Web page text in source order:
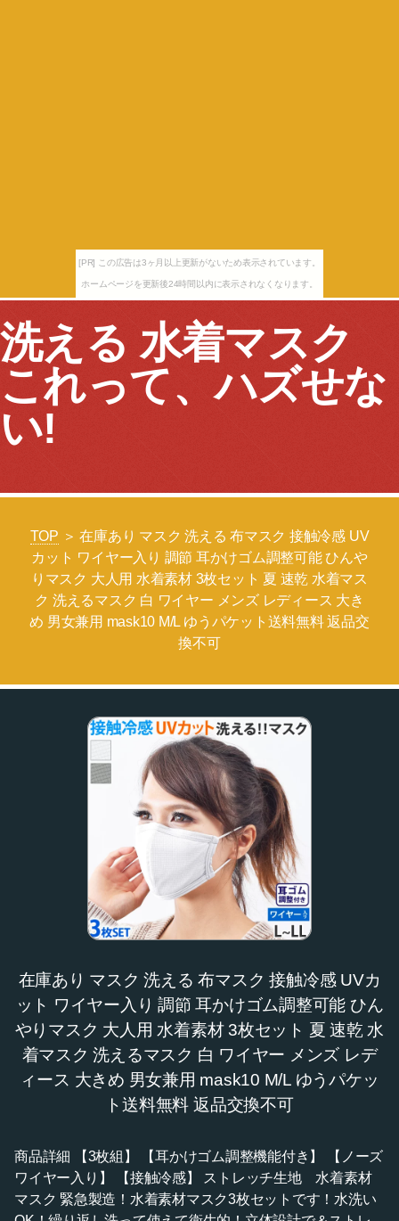
[PR] この広告は3ヶ月以上更新がないため表示されています。
ホームページを更新後24時間以内に表示されなくなります。
洗える 水着マスク
これって、ハズせな
い!
TOP ＞ 在庫あり マスク 洗える 布マスク 接触冷感 UV
カット ワイヤー入り 調節 耳かけゴム調整可能 ひんや
りマスク 大人用 水着素材 3枚セット 夏 速乾 水着マス
ク 洗えるマスク 白 ワイヤー メンズ レディース 大き
め 男女兼用 mask10 M/L ゆうパケット送料無料 返品交
換不可
在庫あり マスク 洗える 布マスク 接触冷感 UVカ
ット ワイヤー入り 調節 耳かけゴム調整可能 ひん
やりマスク 大人用 水着素材 3枚セット 夏 速乾 水
着マスク 洗えるマスク 白 ワイヤー メンズ レデ
ィース 大きめ 男女兼用 mask10 M/L ゆうパケッ
ト送料無料 返品交換不可
商品詳細 【3枚組】 【耳かけゴム調整機能付き】 【ノーズ
ワイヤー入り】 【接触冷感】 ストレッチ生地 水着素材
マスク 緊急製造！水着素材マスク3枚セットです！水洗い